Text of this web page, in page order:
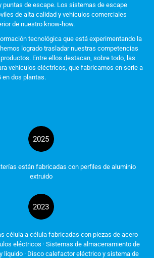
puntas de escape. Los sistemas de escape
de alta calidad y vehículos comerciales
de nuestro know-how.
tecnológica que está experimentando la
logrado trasladar nuestras competencias
Entre ellos destacan, sobre todo, las
vehículos eléctricos, que fabricamos en serie a
en dos plantas.
2025
están fabricadas con perfiles de aluminio
extruido
2023
célula a célula fabricadas con piezas de acero
eléctricos · Sistemas de almacenamiento de
líquido · Disco calefactor eléctrico y sistema de